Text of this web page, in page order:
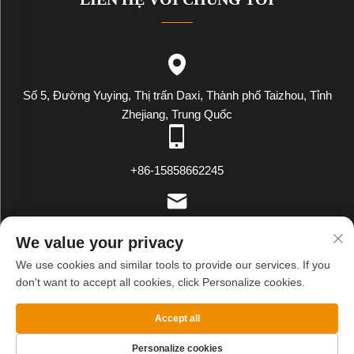
Số 5, Đường Yuying, Thị trấn Daxi, Thành phố Taizhou, Tỉnh
Zhejiang, Trung Quốc
+86-15858662245
Bản quyền © WENLING WEIYING EXPORT AND IMPORT
CO.LTD. Tất cả các quyền được bảo lưu Chính sách bảo mật
BLOG
We value your privacy
We use cookies and similar tools to provide our services. If you
don't want to accept all cookies, click Personalize cookies.
Personalize cookies
Accept all